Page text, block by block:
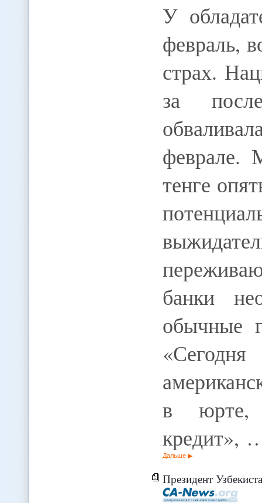
У
февраль,
страх.
за
феврале.
тенге
банки
обычные
в юрте,
кредит»,
Дальше
Президент Узбекистана не определился с